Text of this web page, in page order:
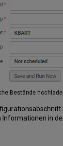
Bestände
Informationen in